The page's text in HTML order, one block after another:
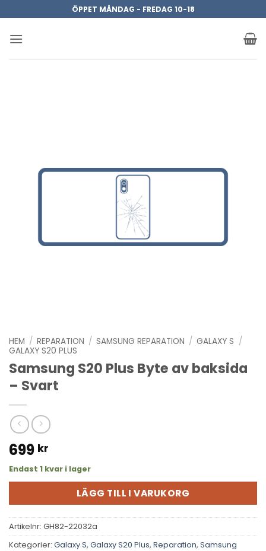
to
content
ÖPPET MÅNDAG - FREDAG 10-18
HEM / REPARATION / SAMSUNG REPARATION / GALAXY S /
GALAXY S20 PLUS
Samsung S20 Plus Byte av baksida
– Svart
699 kr
Endast 1 kvar i lager
LÄGG TILL I VARUKORG
Artikelnr: GH82-22032a
Kategorier: Galaxy S, Galaxy S20 Plus, Reparation, Samsung